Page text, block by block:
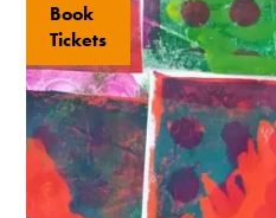
Book
Tickets